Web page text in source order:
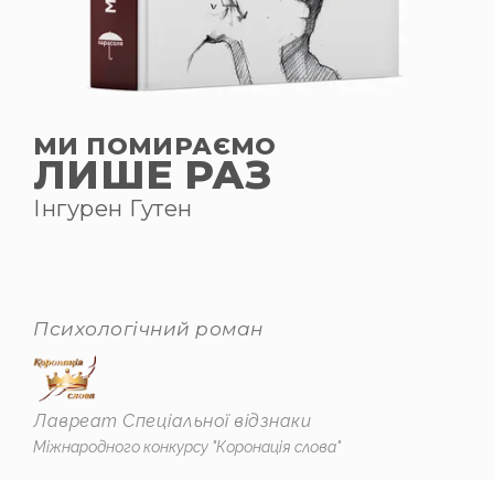
МИ ПОМИРАЄМО
ЛИШЕ РАЗ
Інгурен Гутен
Психологічний роман
Лавреат Спеціальної відзнаки
Міжнародного конкурсу "Коронація слова"